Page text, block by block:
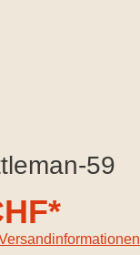
59